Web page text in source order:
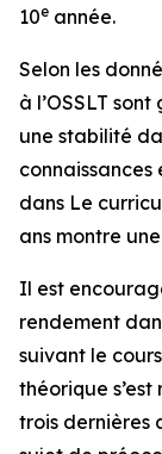
10e année.
Selon les
à l’OSSLT
une stabilité
dans Le
ans montre
Il est
rendement
suivant le
théorique
trois dernières